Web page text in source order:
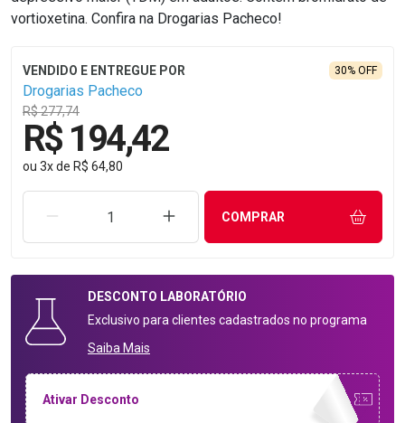
vortioxetina. Confira na Drogarias Pacheco!
Drogarias Pacheco
R$ 277,74
30% OFF
R$ 194,42
ou 3xde R$ 64,80
REMOVER UMA UNIDADEAUMENTAR UMA UNIDADE
COMPRAR
DESCONTO LABORATÓRIO
Exclusivo para clientes cadastrados no programa
Saiba Mais
Ativar Desconto